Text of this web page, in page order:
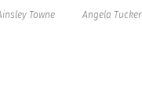
Towne Angela Tucker